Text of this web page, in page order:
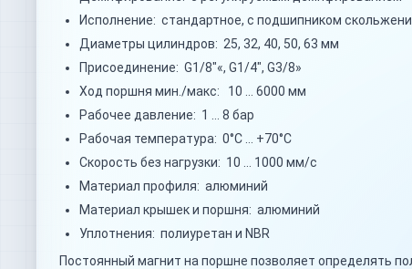
Исполнение: стандартное, с подшипником
Диаметры цилиндров: 25, 32, 40, 50, 63 мм
Присоединение: G1/8"«, G1/4", G3/8»
Ход поршня мин./макс: 10 … 6000 мм
Рабочее давление: 1 … 8 бар
Рабочая температура: 0°C … +70°C
Скорость без нагрузки: 10 … 1000 мм/с
Материал профиля: алюминий
Материал крышек и поршня: алюминий
Уплотнения: полиуретан и NBR
Постоянный магнит на поршне позволяет определять